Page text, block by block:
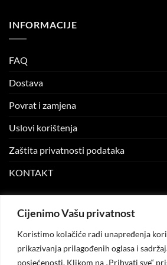
Cijenimo Vašu privatnost
Koristimo kolačiće radi unapređenja
prikazivanja prilagođenih oglasa i
posjećenosti. Klikom na „Prihvati sve“
INFORMACIJE
FAQ
Dostava
Povrat i zamjena
Uslovi korištenja
Zaštita privatnosti podataka
KONTAKT
Moj nalog